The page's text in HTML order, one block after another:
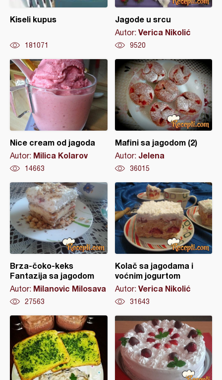
Kiseli kupus
181071
Jagode u srcu
Autor: Verica Nikolić
9520
Nice cream od jagoda
Autor: Milica Kolarov
14663
Mafini sa jagodom (2)
Autor: Jelena
36015
Brza-čoko-keks
Fantazija sa jagodom
Autor: Milanovic Milosava
27563
Kolač sa jagodama i
voćnim jogurtom
Autor: Verica Nikolić
31643